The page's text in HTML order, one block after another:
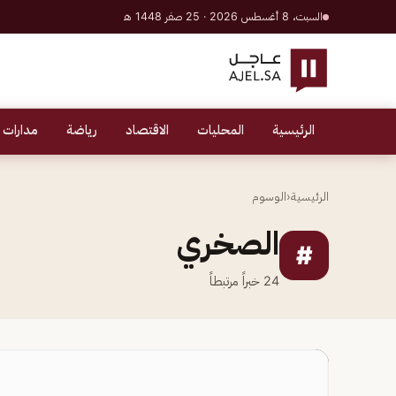
السبت، 8 أغسطس 2026 · 25 صفر 1448 هـ
الرئيسية المحليات الاقتصاد رياضة
الرئيسية‹الوسوم
# الصخري
24 خبراً مرتبطاً